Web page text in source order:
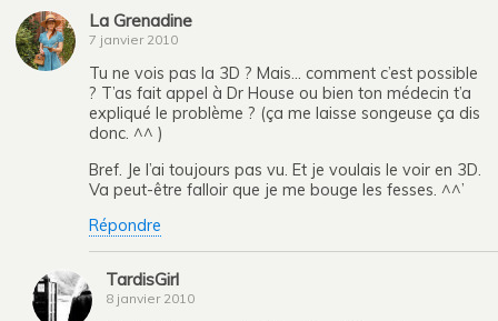
La Grenadine
7 janvier 2010
Tu ne vois pas la 3D ? Mais… comment c’est possible
? T’as fait appel à Dr House ou bien ton médecin t’a
expliqué le problème ? (ça me laisse songeuse ça dis
donc. ^^ )
Bref. Je l’ai toujours pas vu. Et je voulais le voir en 3D.
Va peut-être falloir que je me bouge les fesses. ^^’
Répondre
TardisGirl
8 janvier 2010